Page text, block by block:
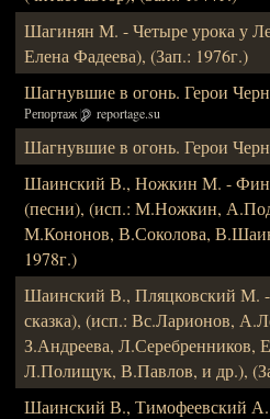
Шагинян М. - Четыре урока у
Елена Фадеева), (Зап.: 1976г.)
Шагнувшие в огонь. Герои
Репортаж reportage.su
Шагнувшие в огонь. Герои
Шаинский В., Ножкин М. -
(песни), (исп.: М.Ножкин,
М.Кононов, В.Соколова,
1978г.)
Шаинский В., Пляцковский М.
сказка), (исп.: Вс.Ларионов,
З.Андреева, Л.Серебренников,
Л.Полищук, В.Павлов, и др.),
Шаинский В., Тимофеевский А.